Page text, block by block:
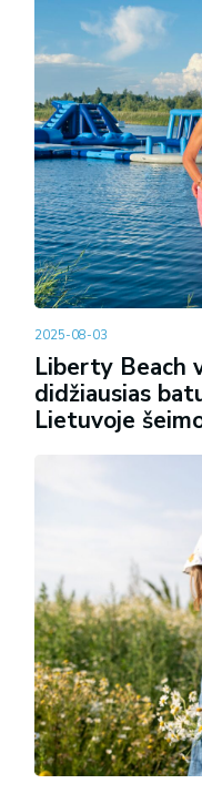
2025-08-03
Liberty Beach
didžiausias
Lietuvoje